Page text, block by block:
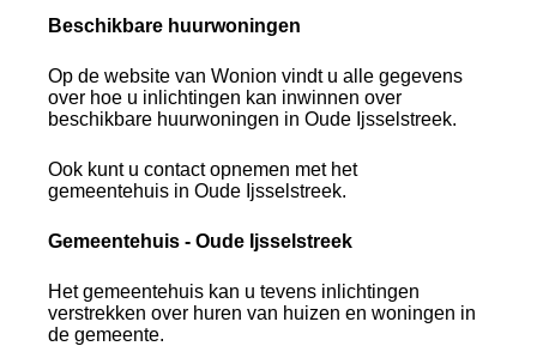
Beschikbare huurwoningen
Op de website van Wonion vindt u alle gegevens
over hoe u inlichtingen kan inwinnen over
beschikbare huurwoningen in Oude Ijsselstreek.
Ook kunt u contact opnemen met het
gemeentehuis in Oude Ijsselstreek.
Gemeentehuis - Oude Ijsselstreek
Het gemeentehuis kan u tevens inlichtingen
verstrekken over huren van huizen en woningen in
de gemeente.